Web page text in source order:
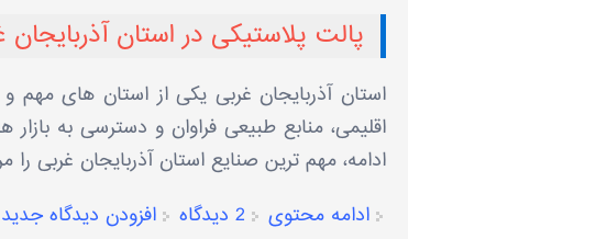
پالت پلاستیکی در استان آذربایجان
استان آذربایجان غربی یکی از استان ‌های
اقلیمی، منابع طبیعی فراوان و دسترسی به
ادامه، مهم ‌ترین صنایع استان آذربایجان غربی را
ادامه محتوی
2 دیدگاه افزودن دیدگاه جدید